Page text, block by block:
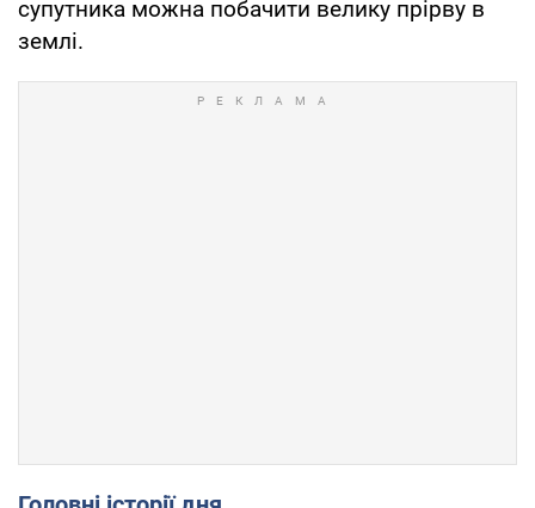
супутника можна побачити велику прірву в
землі.